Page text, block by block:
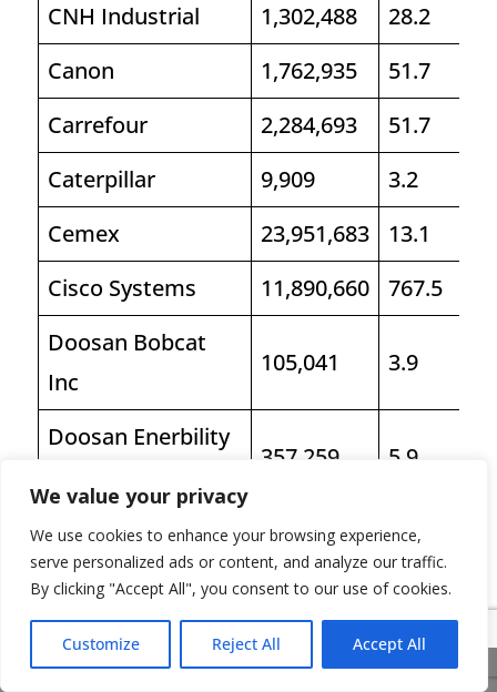
We value your privacy
We use cookies to enhance your browsing experience,
serve personalized ads or content, and analyze our traffic.
By clicking "Accept All", you consent to our use of cookies.
Customize Reject All Accept All
CNH Industrial 1,302,488
28.2
Canon
1,762,935
51.7
Carrefour
2,284,693
51.7
Caterpillar
9,909
3.2
Cemex
23,951,683
13.1
Cisco Systems
11,890,660
767.5
Doosan Bobcat
Inc
105,041 3.9
Doosan Enerbility
357,259 5.9
Ford Motor 1,761,746
27.8
Fosun
International
Share This